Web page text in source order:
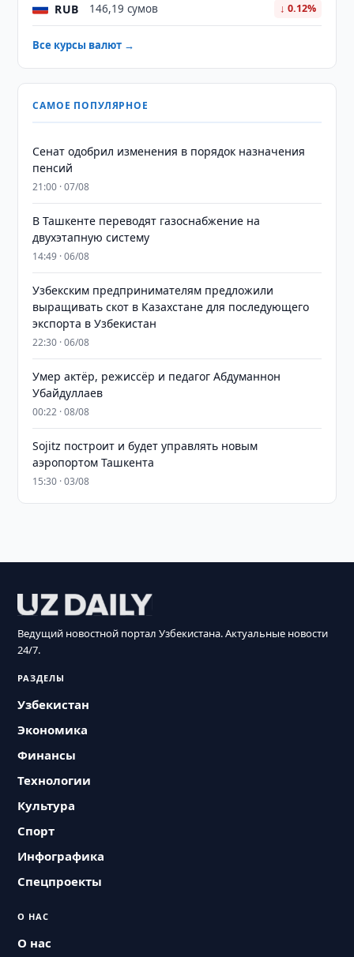
RUB 146,19 сумов ↓ 0.12%
Все курсы валют →
САМОЕ ПОПУЛЯРНОЕ
Сенат одобрил изменения в порядок назначения
пенсий
21:00 · 07/08
В Ташкенте переводят газоснабжение на
двухэтапную систему
14:49 · 06/08
Узбекским предпринимателям предложили
выращивать скот в Казахстане для последующего
экспорта в Узбекистан
22:30 · 06/08
Умер актёр, режиссёр и педагог Абдуманнон
Убайдуллаев
00:22 · 08/08
Sojitz построит и будет управлять новым
аэропортом Ташкента
15:30 · 03/08
Ведущий новостной портал Узбекистана. Актуальные новости
24/7.
РАЗДЕЛЫ
Узбекистан
Экономика
Финансы
Технологии
Культура
Спорт
Инфографика
Спецпроекты
О НАС
О нас